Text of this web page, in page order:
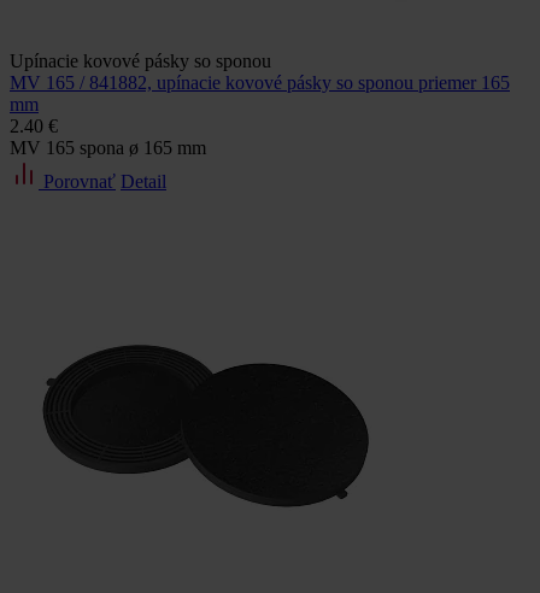
Upínacie kovové pásky so sponou
MV 165 / 841882, upínacie kovové pásky so sponou priemer 165
mm
2.40 €
MV 165 spona ø 165 mm
Porovnať Detail